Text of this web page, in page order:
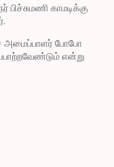
பிச்சுமணி காமடிக்கு
அமைப்பாளர் போபோ
என்று